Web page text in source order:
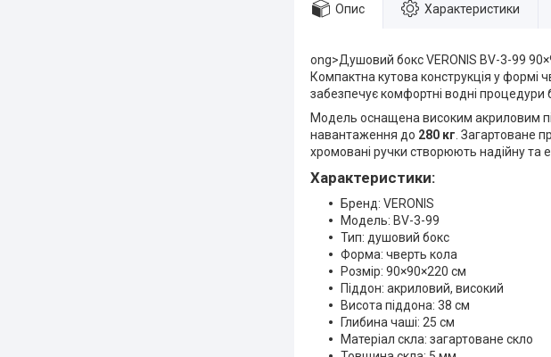
Опис Характеристики
ong>Душовий бокс VERONIS BV-3-99
Компактна кутова конструкція у формі
забезпечує комфортні водні процедури
Модель оснащена високим акриловим
навантаження до 280 кг . Загартоване
хромовані ручки створюють надійну та
Характеристики:
Бренд: VERONIS
Модель: BV-3-99
Тип: душовий бокс
Форма: чверть кола
Розмір: 90×90×220 см
Піддон: акриловий, високий
Висота піддона: 38 см
Глибина чаші: 25 см
Матеріал скла: загартоване скло